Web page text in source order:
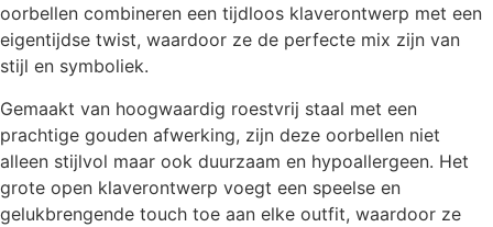
oorbellen combineren een tijdloos klaverontwerp met een
eigentijdse twist, waardoor ze de perfecte mix zijn van
stijl en symboliek.
Gemaakt van hoogwaardig roestvrij staal met een
prachtige gouden afwerking, zijn deze oorbellen niet
alleen stijlvol maar ook duurzaam en hypoallergeen. Het
grote open klaverontwerp voegt een speelse en
gelukbrengende touch toe aan elke outfit, waardoor ze